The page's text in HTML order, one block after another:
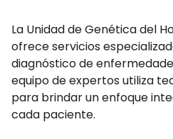
La Unidad de Genética del
ofrece servicios
diagnóstico de
equipo de expertos utiliza
para brindar un enfoque
cada paciente.